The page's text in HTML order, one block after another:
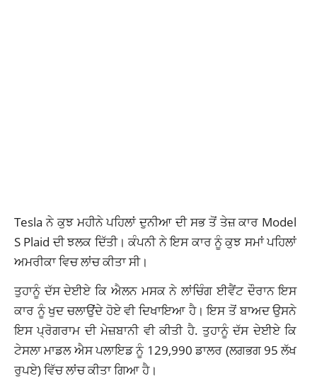
Tesla ਨੇ ਕੁਝ ਮਹੀਨੇ ਪਹਿਲਾਂ ਦੁਨੀਆ ਦੀ ਸਭ ਤੋਂ ਤੇਜ਼ ਕਾਰ Model
S Plaid ਦੀ ਝਲਕ ਦਿੱਤੀ। ਕੰਪਨੀ ਨੇ ਇਸ ਕਾਰ ਨੂੰ ਕੁਝ ਸਮਾਂ ਪਹਿਲਾਂ
ਅਮਰੀਕਾ ਵਿਚ ਲਾਂਚ ਕੀਤਾ ਸੀ।
ਤੁਹਾਨੂੰ ਦੱਸ ਦੇਈਏ ਕਿ ਐਲਨ ਮਸਕ ਨੇ ਲਾਂਚਿੰਗ ਈਵੈਂਟ ਦੌਰਾਨ ਇਸ
ਕਾਰ ਨੂੰ ਖੁਦ ਚਲਾਉਂਦੇ ਹੋਏ ਵੀ ਦਿਖਾਇਆ ਹੈ। ਇਸ ਤੋਂਬਾਅਦ ਉਸਨੇ
ਇਸ ਪ੍ਰੋਗਰਾਮਦੀ ਮੇਜ਼ਬਾਨੀ ਵੀ ਕੀਤੀ ਹੈ. ਤੁਹਾਨੂੰ ਦੱਸ ਦੇਈਏ ਕਿ
ਟੇਸਲਾ ਮਾਡਲ ਐਸ ਪਲਾਇਡ ਨੂੰ 129,990 ਡਾਲਰ (ਲਗਭਗ 95 ਲੱਖ
ਰੁਪਏ) ਵਿੱਚ ਲਾਂਚ ਕੀਤਾ ਗਿਆ ਹੈ।